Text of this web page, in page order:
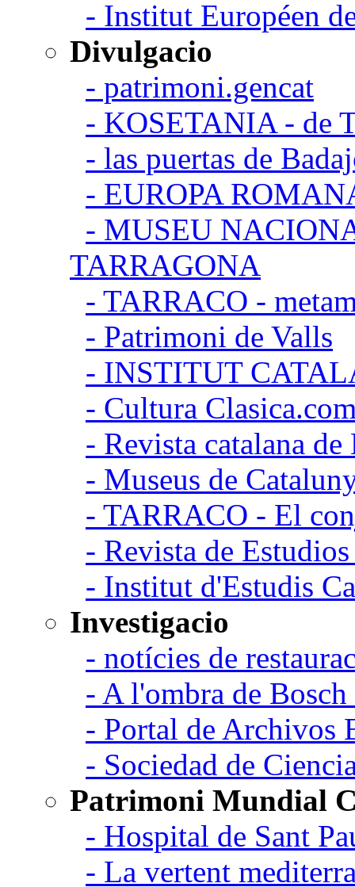
- Institut Européen
Divulgacio
- patrimoni.gencat
- KOSETANIA - de
- las puertas de
- EUROPA
- MUSEU
TARRAGONA
- TARRACO -
- Patrimoni de Valls
- INSTITUT
- Cultura
- Revista catalana
- Museus de
- TARRACO - El
- Revista de
- Institut d'Estudis
Investigacio
- notícies de
- A l'ombra de
- Portal de Archivos
- Sociedad de
Patrimoni Mundial
- Hospital de Sant
- La vertent